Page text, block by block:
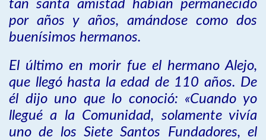
tan santa amistad habían permanecido
por años y años, amándose como dos
buenísimos hermanos.
El último en morir fue el hermano Alejo,
que llegó hasta la edad de 110 años. De
él dijo uno que lo conoció: «Cuando yo
llegué a la Comunidad, solamente vivía
uno de los Siete Santos Fundadores, el